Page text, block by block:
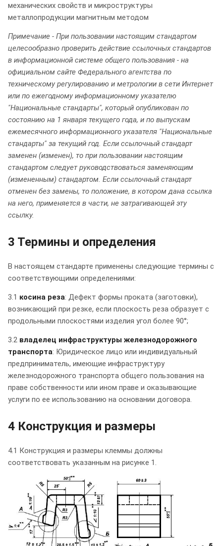
механических свойств и микроструктуры
металлопродукции магнитным методом
Примечание - При пользовании настоящим стандартом
целесообразно проверить действие ссылочных стандартов
в информационной системе общего пользования - на
официальном сайте Федерального агентства по
техническому регулированию и метрологии в сети Интернет
или по ежегодному информационному указателю
"Национальные стандарты", который опубликован по
состоянию на 1 января текущего года, и по выпускам
ежемесячного информационного указателя "Национальные
стандарты" за текущий год. Если ссылочный стандарт
заменен (изменен), то при пользовании настоящим
стандартом следует руководствоваться заменяющим
(измененным) стандартом. Если ссылочный стандарт
отменен без замены, то положение, в котором дана ссылка
на него, применяется в части, не затрагивающей эту
ссылку.
3 Термины и определения
В настоящем стандарте применены следующие термины с
соответствующими определениями:
3.1 косина реза: Дефект формы проката (заготовки),
возникающий при резке, если плоскость реза образует с
продольными плоскостями изделия угол более 90°;
3.2 владелец инфраструктуры железнодорожного
транспорта: Юридическое лицо или индивидуальный
предприниматель, имеющие инфраструктуру
железнодорожного транспорта общего пользования на
праве собственности или ином праве и оказывающие
услуги по ее использованию на основании договора.
4 Конструкция и размеры
4.1 Конструкция и размеры клеммы должны
соответствовать указанным на рисунке 1.